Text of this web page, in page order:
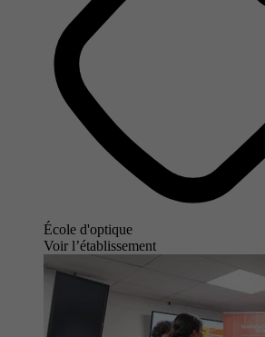
École d'optique
Voir l’établissement